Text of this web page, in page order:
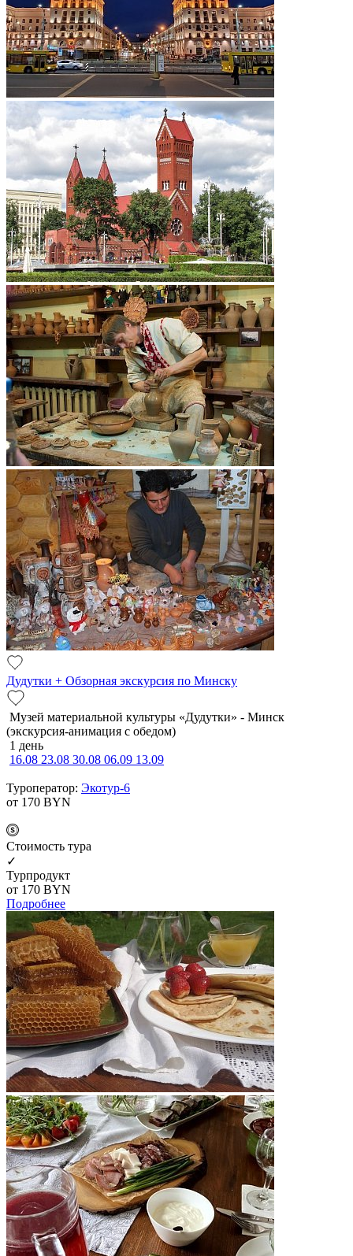
Дудутки + Обзорная экскурсия по Минску
Музей материальной культуры «Дудутки» - Минск
(экскурсия-анимация с обедом)
1 день
16.08 23.08 30.08 06.09 13.09
Туроператор: Экотур-6
от 170 BYN
Cтоимость тура
✓
Турпродукт
от 170 BYN
Подробнее